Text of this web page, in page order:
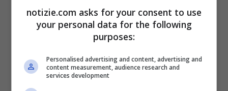
Nonostante ciò, il tema del solipsismo
secondo gli esperti riguarda la salute
collettiva. Caratteristiche che
apparire come tratti individuali,insomma,
diventerebbero un problema quando
notizie.com asks for your consent to use
your personal data for the following
purposes:
Personalised advertising and content, advertising and
content measurement, audience research and
services development